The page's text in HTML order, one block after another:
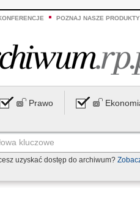
POZNAJ NASZE PRODUKTY
Prawo
uzyskać dostęp do archiwum?